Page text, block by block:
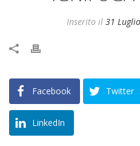
Inserito il 31
Facebook Twitter
LinkedIn